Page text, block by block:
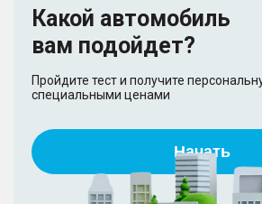
Какой автомобиль
вам подойдет?
Пройдите тест и получите
специальными ценами
Начать